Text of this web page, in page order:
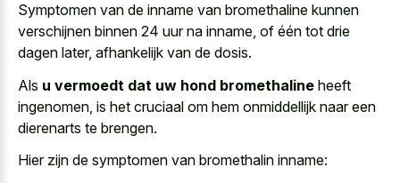
Symptomen van de inname van bromethaline kunnen
verschijnen binnen 24 uur na inname, of één tot drie
dagen later, afhankelijk van de dosis.
Als u vermoedt dat uw hond bromethaline heeft
ingenomen, is het cruciaal om hem onmiddellijk naar een
dierenarts te brengen.
Hier zijn de symptomen van bromethalin inname: